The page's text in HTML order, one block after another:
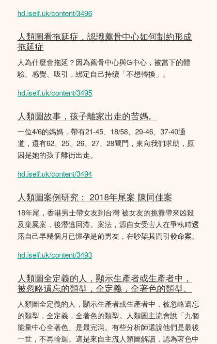
hd.iself.uk/content/3496
人類圖看拖延症，認識薦骨中心如何制約形成
拖延症
人為什麼會拖延？因為薦骨中心與G中心，被當下的體
驗、感覺、吸引，綁定自己持續「不想轉換」。
hd.iself.uk/content/3495
人類圖故事，孩子離家出走的苦媽。
一位4/6的媽媽，帶有21-45、18/58、29-46、37-40通
道，還有62、25、26、27、28閘門，來向我們求助，原
因是她的孩子離街出走。
hd.iself.uk/content/3494
人類圖案例研究： 2018年尾案 陳同佳案
18年尾，香港男士帶女友到台灣 被女友的挑釁帶來凶殺
及棄屍案，後潛逃回港。案法，源自女受害人在爭執時透
露自己早幾個月已懷孕是前男友，在吵架其間引發命案。
hd.iself.uk/content/3493
人類圖全定義的人，顯示生產者或生產者中，
被忽略遺忘的類型，全定義，全著色的類型。
人類圖全定義的人，顯示生產者或生產者中，被忽略遺忘
的類型，全定義，全著色的類型。人類圖主流會說「九個
能量中心全著色」是最完滿。有些分析師還說他們是最後
一世，不再輪迴。這是來自主流人類圖解讀，認為著色中